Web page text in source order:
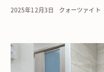
2025年12月3日 クォーツァイト